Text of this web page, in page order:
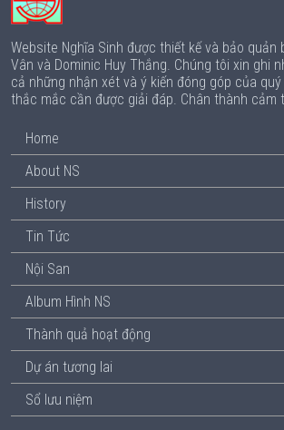
Website Nghĩa Sinh được thiết kế và bảo quản
Vân và Dominic Huy Thắng. Chúng tôi xin ghi
cả những nhận xét và ý kiến đóng góp của
thắc mắc cần được giải đáp. Chân thành cảm
Home
About NS
History
Tin Tức
Nội San
Album Hình NS
Thành quả hoạt động
Dự án tương lai
Sổ lưu niệm